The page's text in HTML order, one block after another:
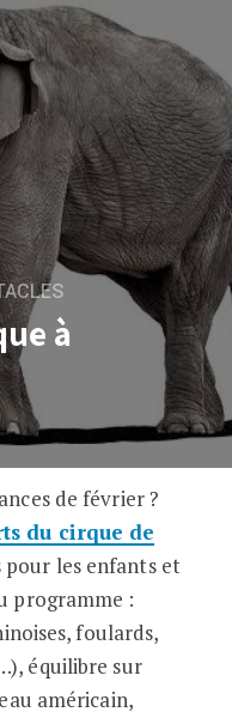
à
Lomme
de février ?
du cirque de
pour les enfants et
programme :
foulards,
équilibre sur
américain,